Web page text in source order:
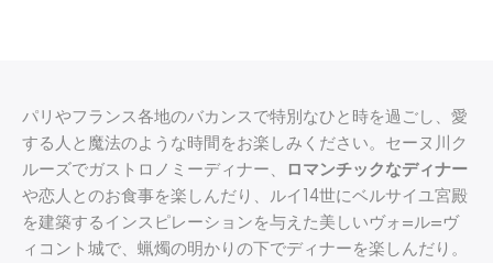
パリやフランス各地のバカンスで特別なひと時を過ごし、愛
する人と魔法のような時間をお楽しみください。セーヌ川ク
ルーズでガストロノミーディナー、
ロマンチックなディナー
や恋人とのお食事を楽しんだり、ルイ14世にベルサイユ宮殿
を建築するインスピレーションを与えた美しいヴォ=ル=ヴ
ィコント城で、蝋燭の明かりの下でディナーを楽しんだり。